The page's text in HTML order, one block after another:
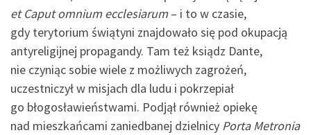
et Caput omnium ecclesiarum – i to w czasie,
gdy terytorium świątyni znajdowało się pod okupacją
antyreligijnej propagandy. Tam też ksiądz Dante,
nie czyniąc sobie wiele z możliwych zagrożeń,
uczestniczył w misjach dla ludu i pokrzepiał
go błogosławieństwami. Podjął również opiekę
nad mieszkańcami zaniedbanej dzielnicy Porta Metronia